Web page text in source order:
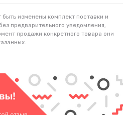
быть изменены комплект поставки и
предварительного уведомления,
продажи конкретного товара они